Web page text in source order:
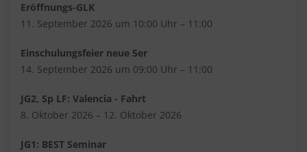
Eröffnungs-GLK
11. September 2026 um 10:00 Uhr – 11:00
Einschulungsfeier neue 5er
14. September 2026 um 09:00 Uhr – 11:00
JG2, Sp LF: Valencia - Fahrt
8. Oktober 2026 – 12. Oktober 2026
JG1: BEST Seminar